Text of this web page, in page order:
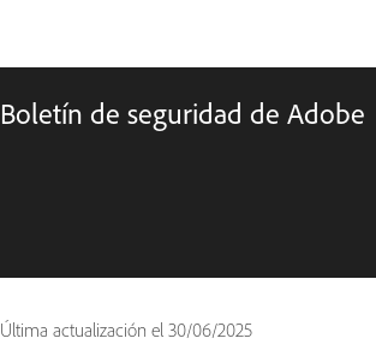
Boletín de seguridad de Adobe
Última actualización el 30/06/2025